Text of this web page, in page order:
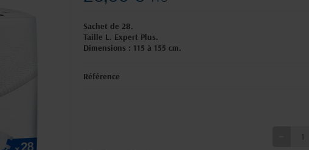
Sachet de 28.
Taille L. Expert Plus.
Dimensions : 115 à 155 cm.
Référence